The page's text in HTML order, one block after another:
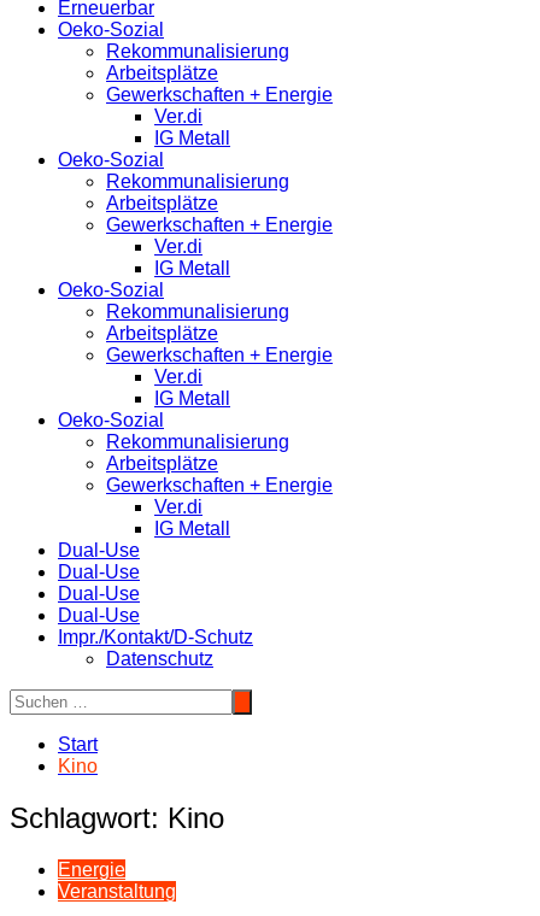
Erneuerbar
Oeko-Sozial
Rekommunalisierung
Arbeitsplätze
Gewerkschaften + Energie
Ver.di
IG Metall
Oeko-Sozial
Rekommunalisierung
Arbeitsplätze
Gewerkschaften + Energie
Ver.di
IG Metall
Oeko-Sozial
Rekommunalisierung
Arbeitsplätze
Gewerkschaften + Energie
Ver.di
IG Metall
Oeko-Sozial
Rekommunalisierung
Arbeitsplätze
Gewerkschaften + Energie
Ver.di
IG Metall
Dual-Use
Dual-Use
Dual-Use
Dual-Use
Impr./Kontakt/D-Schutz
Datenschutz
Start
Kino
Schlagwort: Kino
Energie
Veranstaltung